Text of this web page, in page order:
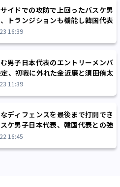
イドでの攻防で上回ったバスケ男
トランジションも機能し韓国代表
ンジ
16:39
男子日本代表のエントリーメンバ
、初戦に外れた金近廉と須田侑太
入り
11:39
ディフェンスを最後まで打開でき
ケ男子日本代表、韓国代表との強
7点差で敗れる
16:45